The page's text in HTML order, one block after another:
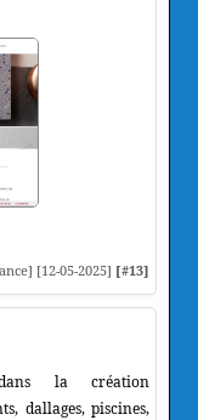
[12-05-2025] [#13]
la création
dallages, piscines,